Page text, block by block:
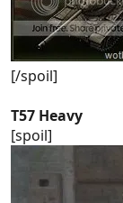
[/spoil]
T57 Heavy
[spoil]